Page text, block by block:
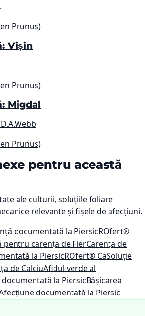
Prunus)
Vișin
Prunus)
Migdal
Prunus)
pentru această
ale culturii, soluțiile foliare
relevante și fișele de afecțiuni.
documentată la PiersicROfert®
pentru carența de FierCarența de
la PiersicROfert® CaSoluție
de CalciuAfidul verde al
la PiersicBășicarea
documentată la Piersic